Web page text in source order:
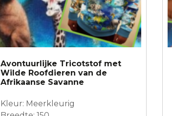
Avontuurlijke Tricotstof met
Wilde Roofdieren van de
Afrikaanse Savanne
Kleur: Meerkleurig